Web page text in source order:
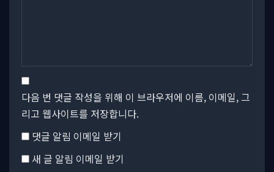
다음 번 댓글 작성을 위해 이 브라우저에 이름, 이메일, 그
리고 웹사이트를 저장합니다.
댓글 알림 이메일 받기
새 글 알림 이메일 받기